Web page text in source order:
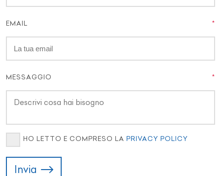
EMAIL
MESSAGGIO
HO LETTO E COMPRESO LA PRIVACY POLICY
Invia